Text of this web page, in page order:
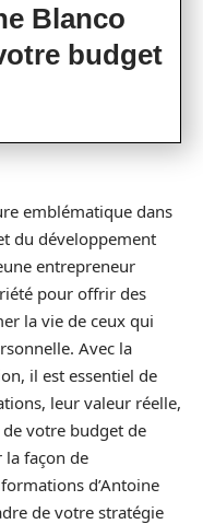
Blanco
budget
emblématique dans
du développement
entrepreneur
pour offrir des
la vie de ceux qui
Avec la
il est essentiel de
leur valeur réelle,
votre budget de
la façon de
d’Antoine
de votre stratégie